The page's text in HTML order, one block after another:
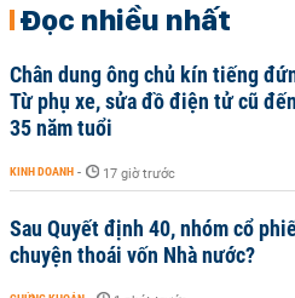
Đọc nhiều nhất
Chân dung ông chủ kín tiếng
Từ phụ xe, sửa đồ điện tử cũ
35 năm tuổi
KINH DOANH - 17 giờ trước
Sau Quyết định 40, nhóm cổ
chuyện thoái vốn Nhà nước?